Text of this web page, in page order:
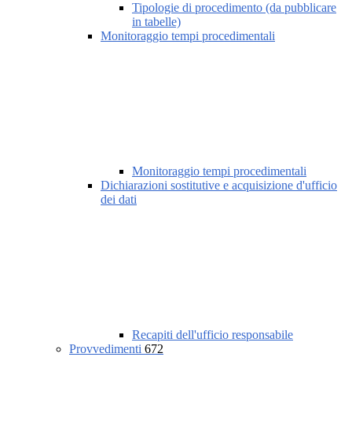
Tipologie di procedimento (da pubblicare
in tabelle)
Monitoraggio tempi procedimentali
Monitoraggio tempi procedimentali
Dichiarazioni sostitutive e acquisizione d'ufficio
dei dati
Recapiti dell'ufficio responsabile
Provvedimenti 672